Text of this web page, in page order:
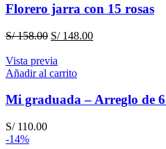
Florero jarra con 15 rosas
S/158.00 El
original
era:
S/148.00El
Vista previa
Añadir al carrito
S/110.00
-14%